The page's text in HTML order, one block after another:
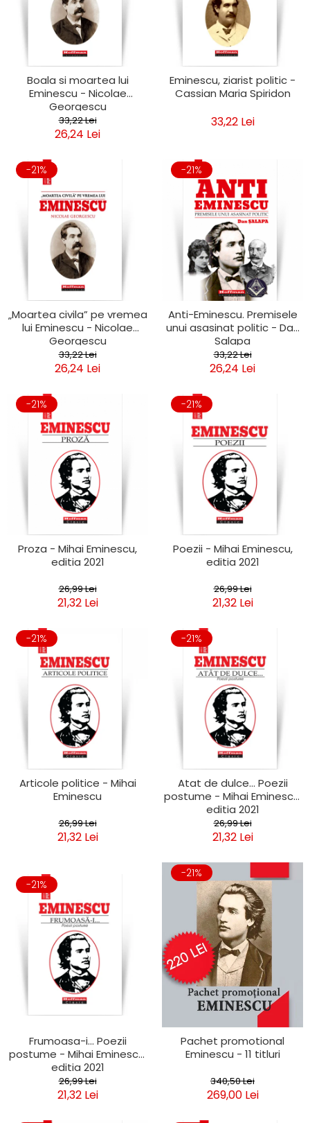
Contemporana
Universala
Universala
Non-fictiune
Publicistica / Reportaje / Interviuri
Stiinte umaniste
Sociologie si filozofie
Boala si moartea lui
Eminescu - Nicolae
Georgescu
33,22 Lei
26,24 Lei
Eminescu, ziarist politic -
Cassian Maria Spiridon
33,22 Lei
-21%
„Moartea civila” pe vremea
lui Eminescu - Nicolae
Georgescu
33,22 Lei
26,24 Lei
-21%
Anti-Eminescu. Premisele
unui asasinat politic - Dan
Salapa
33,22 Lei
26,24 Lei
-21%
Proza - Mihai Eminescu,
editia 2021
26,99 Lei
21,32 Lei
-21%
Poezii - Mihai Eminescu,
editia 2021
26,99 Lei
21,32 Lei
-21%
Articole politice - Mihai
Eminescu
26,99 Lei
21,32 Lei
-21%
Atat de dulce... Poezii
postume - Mihai Eminescu,
editia 2021
26,99 Lei
21,32 Lei
-21%
Frumoasa-i... Poezii
postume - Mihai Eminescu,
editia 2021
26,99 Lei
21,32 Lei
-21%
Pachet promotional
Eminescu - 11 titluri
340,50 Lei
269,00 Lei